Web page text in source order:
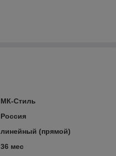
МК-Стиль
Россия
линейный (прямой)
36 мес